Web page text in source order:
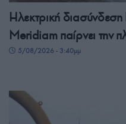
Ηλεκτρική
Meridiam παίρνει την
5/08/2026 - 3:40μμ